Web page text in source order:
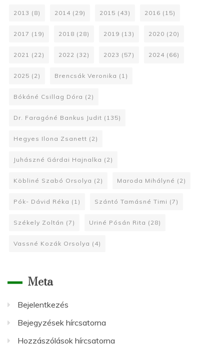
2013 (8) 2014 (29) 2015 (43) 2016 (15)
2017 (19) 2018 (28) 2019 (13) 2020 (20)
2021 (22) 2022 (32) 2023 (57) 2024 (66)
2025 (2) Brencsák Veronika (1)
Bókáné Csillag Dóra (2)
Dr. Faragóné Bankus Judit (135)
Hegyes Ilona Zsanett (2)
Juhászné Gárdai Hajnalka (2)
Köbliné Szabó Orsolya (2) Maroda Mihályné (2)
Pók- Dávid Réka (1) Szántó Tamásné Timi (7)
Székely Zoltán (7) Uriné Pósán Rita (28)
Vassné Kozák Orsolya (4)
Meta
Bejelentkezés
Bejegyzések hírcsatorna
Hozzászólások hírcsatorna